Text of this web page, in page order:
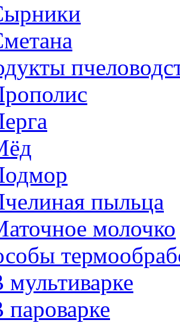
пыльца
молочко
мультиварке
пароварке